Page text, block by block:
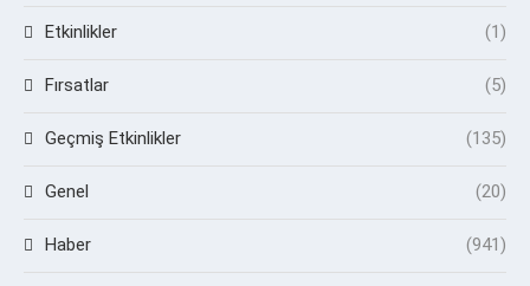
Etkinlikler (1)
Fırsatlar (5)
Geçmiş Etkinlikler (135)
Genel (20)
Haber (941)